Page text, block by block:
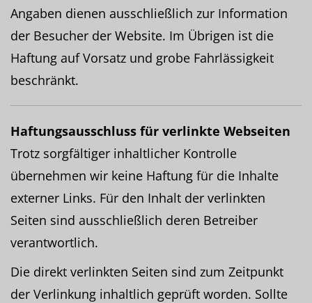
Angaben dienen ausschließlich zur Information
der Besucher der Website. Im Übrigen ist die
Haftung auf Vorsatz und grobe Fahrlässigkeit
beschränkt.
Haftungsausschluss für verlinkte Webseiten
Trotz sorgfältiger inhaltlicher Kontrolle
übernehmen wir keine Haftung für die Inhalte
externer Links. Für den Inhalt der verlinkten
Seiten sind ausschließlich deren Betreiber
verantwortlich.
Die direkt verlinkten Seiten sind zum Zeitpunkt
der Verlinkung inhaltlich geprüft worden. Sollte